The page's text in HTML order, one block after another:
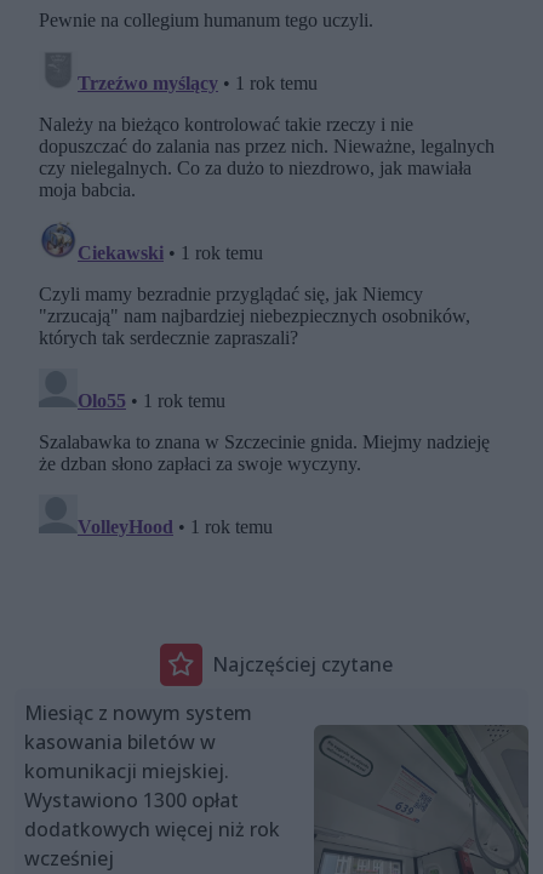
Najczęściej czytane
Miesiąc z nowym system
kasowania biletów w
komunikacji miejskiej.
Wystawiono 1300 opłat
dodatkowych więcej niż rok
wcześniej